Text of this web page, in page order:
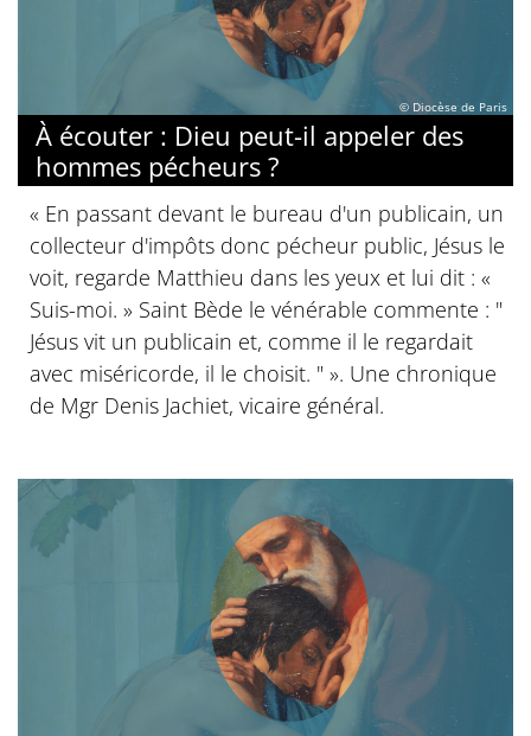
© Diocèse de Paris
À écouter : Dieu peut-il appeler des
hommes pécheurs ?
« En passant devant le bureau d'un publicain, un
collecteur d'impôts donc pécheur public, Jésus le
voit, regarde Matthieu dans les yeux et lui dit : «
Suis-moi. » Saint Bède le vénérable commente : "
Jésus vit un publicain et, comme il le regardait
avec miséricorde, il le choisit. " ». Une chronique
de Mgr Denis Jachiet, vicaire général.